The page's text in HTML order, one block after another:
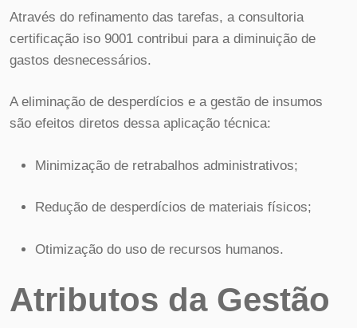
Através do refinamento das tarefas, a consultoria
certificação iso 9001 contribui para a diminuição de
gastos desnecessários.
A eliminação de desperdícios e a gestão de insumos
são efeitos diretos dessa aplicação técnica:
Minimização de retrabalhos administrativos;
Redução de desperdícios de materiais físicos;
Otimização do uso de recursos humanos.
Atributos da Gestão